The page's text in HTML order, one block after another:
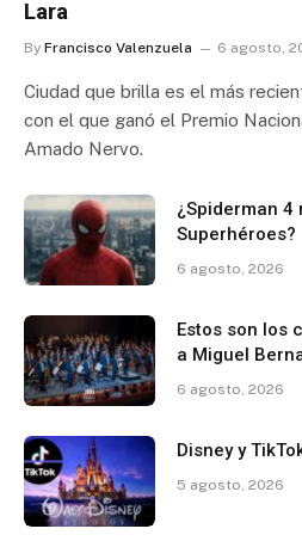
Lara
By Francisco Valenzuela 6 agosto,
Ciudad que brilla es el más
con el que ganó el Premio
Amado Nervo.
¿Spiderman
Superhéroes?
6 agosto, 2026
Estos son los
a Miguel
6 agosto, 2026
Disney y
5 agosto, 2026